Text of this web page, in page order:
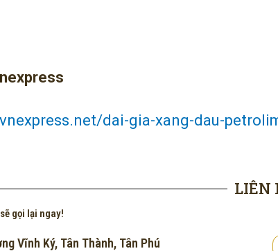
dai-gia-xang-dau-
LIÊN
gọi lại ngay!
Vĩnh Ký, Tân Thành, Tân Phú